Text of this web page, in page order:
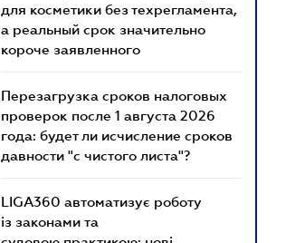
для косметики без техрегламента,
а реальный срок значительно
короче заявленного
Перезагрузка сроков налоговых
проверок после 1 августа 2026
года: будет ли исчисление сроков
давности "с чистого листа"?
LIGA360 автоматизує роботу
із законами та